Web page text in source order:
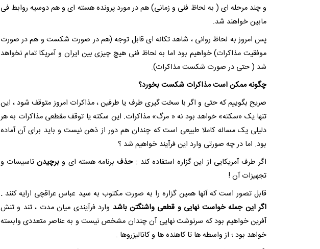
و چند مرحله ای ( به لحاظ فنی و زمانی) هم در مورد پرونده هسته ای و هم دوسیه روابط فی
مابین خواهند شد.
پس امروز به لحاظ روانی ، شاهد تکانه ای قابل توجه (هم در صورت شکست و هم در صورت
موفقیت مذاکرات) خواهیم بود اما به لحاظ فنی هیچ چیزی بین ایران و آمریکا تمام نخواهد
شد ( حتی در صورت شکست مذاکرات).
چگونه ممکن است مذاکرات شکست بخورد؟
صریح بگوییم که حتی و اگر با سخت گیری طرف یا طرفین ، مذاکرات امروز متوقف شود ، این
تنها یک «سکته» خواهد بود نه « مرگ» مذاکرات. این سکته یا توقف مقطعی مذاکرات به هر
دلیلی یک مساله کاملا طبیعی است که چندان هم دور از ذهن نیست و باید برای آن آماده
بود. اما در چه صورتی وارد این فرآیند خواهیم شد ؟
اگر طرف آمریکایی از این گزاره استفاده کند :حذفبرنامه هسته ای و برچیدنتاسیسات و
تجهیزات آن !
قابل تصور است که آنها همین گزاره را به صورت مکتوب به سید عباس عراقچی ارایه کنند.
اگر این جمله خواست نهایی و قطعی واشنگتن باشد وارد فرآیندی میان مدت ، تند و تنش
آفرین خواهیم بود که سرنوشت نهایی آن چندان مشخص نیست و به عناصر متعددی وابسته
خواهد بود ؛ از واسطه ها تا کاهنده ها و کاتالیزروها .